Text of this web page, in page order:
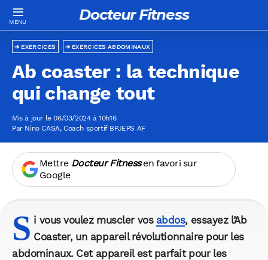
Docteur Fitness
EXERCICES ABDOMINAUX
EXERCICES
Ab coaster : la technique
qui change tout
Mis à jour le 06/03/2024 à 10h16
Par Nino CASA, Coach sportif BPJEPS AF
Mettre Docteur Fitnessen favori sur
Google
S i vous voulez muscler vos abdos, essayez l’Ab
Coaster, un appareil révolutionnaire pour les
abdominaux. Cet appareil est parfait pour les